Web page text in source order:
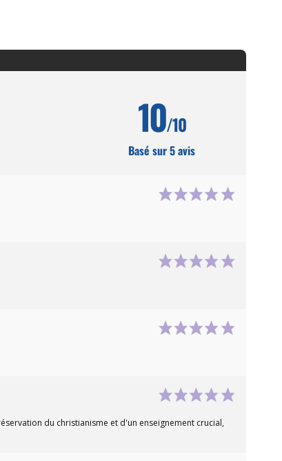
10/10
Basé sur 5 avis
du christianisme et d'un enseignement crucial,